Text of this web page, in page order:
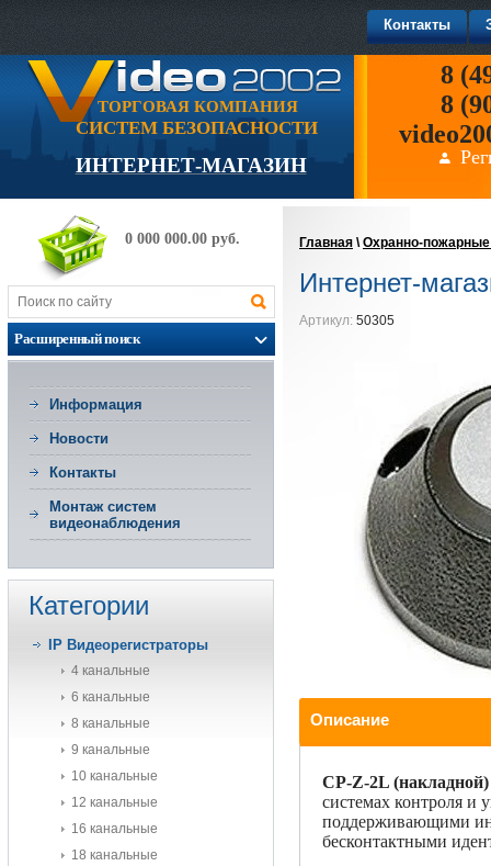
Контакты
0 000 000.00 руб.
Расширенный поиск
Информация
Новости
Контакты
Монтаж систем
видеонаблюдения
Категории
IP Видеорегистраторы
4 канальные
6 канальные
8 канальные
9 канальные
10 канальные
12 канальные
16 канальные
18 канальные
Главная \Охранно-пожарные
Интернет-
Артикул: 50305
Описание
CP-Z-2L (накладной)
системах контроля и
поддерживающими
бесконтактными
ТОРГОВАЯ КОМПАНИЯ
СИСТЕМ БЕЗОПАСНОСТИ
ИНТЕРНЕТ-МАГАЗИН
8
8